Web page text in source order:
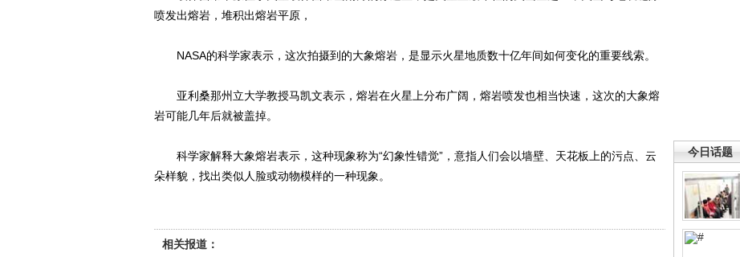
今日话题
喷发出熔岩，堆积出熔岩平原，
NASA的科学家表示，这次拍摄到的大象熔岩，是显示火星地质数十亿年间如何变化的重要线索。
亚利桑那州立大学教授马凯文表示，熔岩在火星上分布广阔，熔岩喷发也相当快速，这次的大象熔
岩可能几年后就被盖掉。
科学家解释大象熔岩表示，这种现象称为“幻象性错觉”，意指人们会以墙壁、天花板上的污点、云
朵样貌，找出类似人脸或动物模样的一种现象。
相关报道：